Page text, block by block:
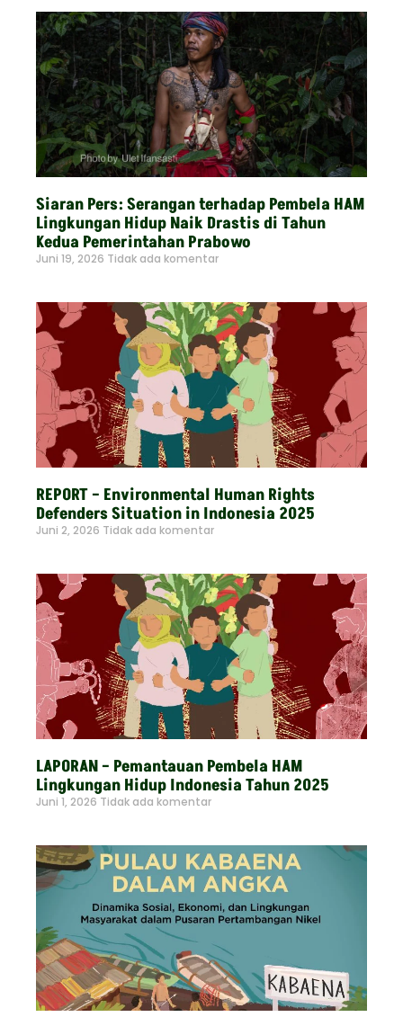
Siaran Pers: Serangan terhadap Pembela HAM
Lingkungan Hidup Naik Drastis di Tahun
Kedua Pemerintahan Prabowo
Juni 19, 2026 Tidak ada komentar
REPORT – Environmental Human Rights
Defenders Situation in Indonesia 2025
Juni 2, 2026 Tidak ada komentar
LAPORAN – Pemantauan Pembela HAM
Lingkungan Hidup Indonesia Tahun 2025
Juni 1, 2026 Tidak ada komentar